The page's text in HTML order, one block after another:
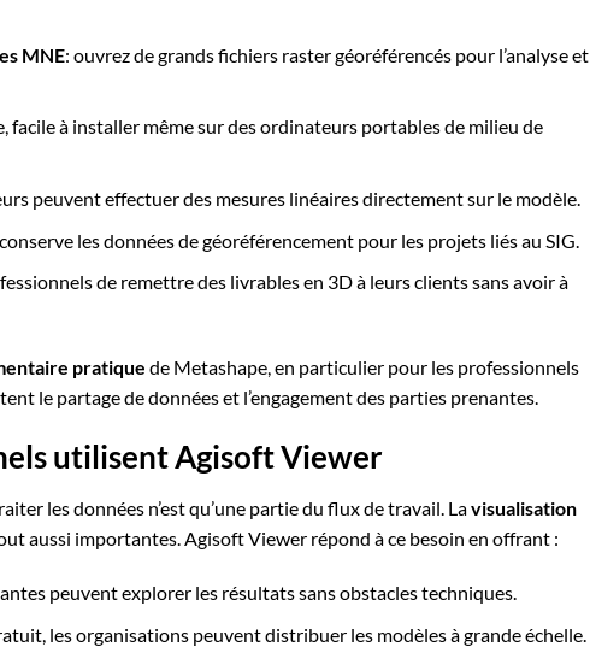
MNE: ouvrez de grands fichiers raster géoréférencés pour l’analyse et
facile à installer même sur des ordinateurs portables de milieu de
peuvent effectuer des mesures linéaires directement sur le modèle.
les données de géoréférencement pour les projets liés au SIG.
de remettre des livrables en 3D à leurs clients sans avoir à
pratique de Metashape, en particulier pour les professionnels
le partage de données et l’engagement des parties prenantes.
utilisent Agisoft Viewer
les données n’est qu’une partie du flux de travail. Lavisualisation
aussi importantes. Agisoft Viewer répond à ce besoin en offrant :
peuvent explorer les résultats sans obstacles techniques.
les organisations peuvent distribuer les modèles à grande échelle.